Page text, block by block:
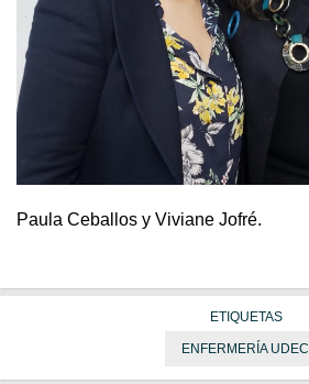
Paula Ceballos y Viviane Jofré.
ETIQUETAS
ENFERMERÍA UDEC